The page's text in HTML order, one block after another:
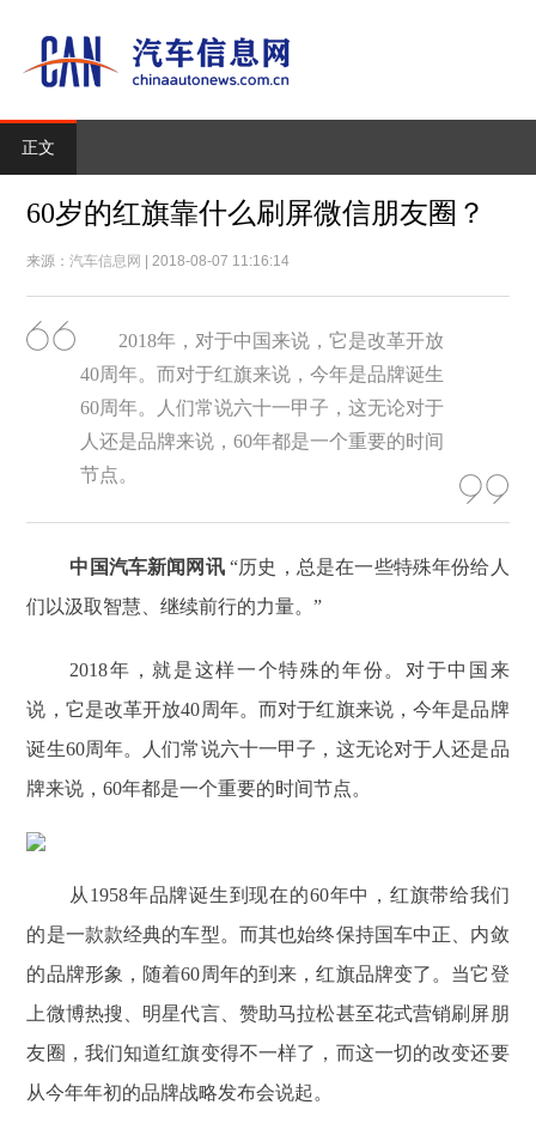
正文
60岁的红旗靠什么刷屏微信朋友圈？
来源：汽车信息网 | 2018-08-07 11:16:14
2018年，对于中国来说，它是改革开放
40周年。而对于红旗来说，今年是品牌诞生
60周年。人们常说六十一甲子，这无论对于
人还是品牌来说，60年都是一个重要的时间
节点。
中国汽车新闻网讯“历史，总是在一些特殊年份给人
们以汲取智慧、继续前行的力量。”
2018年，就是这样一个特殊的年份。对于中国来
说，它是改革开放40周年。而对于红旗来说，今年是品牌
诞生60周年。人们常说六十一甲子，这无论对于人还是品
牌来说，60年都是一个重要的时间节点。
从1958年品牌诞生到现在的60年中，红旗带给我们
的是一款款经典的车型。而其也始终保持国车中正、内敛
的品牌形象，随着60周年的到来，红旗品牌变了。当它登
上微博热搜、明星代言、赞助马拉松甚至花式营销刷屏朋
友圈，我们知道红旗变得不一样了，而这一切的改变还要
从今年年初的品牌战略发布会说起。